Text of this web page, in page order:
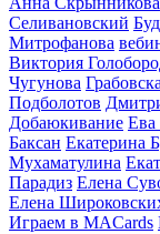
Селивановский
Митрофанова
Виктория
Чугунова
Подболотов
Добаюкивание Ева
Баксан Екатерина
Мухаматулина
Парадиз Елена
Елена
Играем в MACards